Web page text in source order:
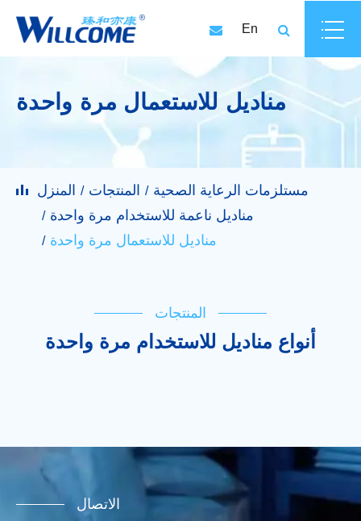
En
مناديل للاستعمال مرة واحدة
المنزل المنتجات
مستلزمات الرعاية الصحية
مناديل ناعمة للاستخدام مرة واحدة
مناديل للاستعمال مرة واحدة
المنتجات
أنواع مناديل للاستخدام مرة واحدة
الاتصال